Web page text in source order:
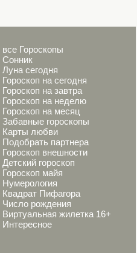
все Гороскопы
Сонник
Луна сегодня
Гороскоп на сегодня
Гороскоп на завтра
Гороскоп на неделю
Гороскоп на месяц
Забавные гороскопы
Карты любви
Подобрать партнера
Гороскоп внешности
Детский гороскоп
Гороскоп майя
Нумерология
Квадрат Пифагора
Число рождения
Виртуальная жилетка 16+
Интересное